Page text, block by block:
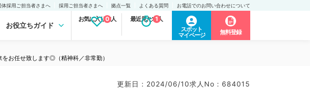
体採用ご担当者さまへ 採用ご担当者さまへ 拠点一覧 よくある質問 お電話でのお問い合わせについて
お役立ちガイド
お気に入り求人
0 最近見た求人
1
スポット
マイページ
無料登録
お任せ致します◎（精神科／非常勤）
更新日 : 2024/06/10求人No : 684015